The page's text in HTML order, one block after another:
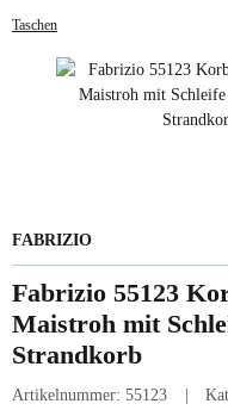
Taschen
FABRIZIO
Fabrizio 55123
Maistroh mit
Strandkorb
Artikelnummer: 55123